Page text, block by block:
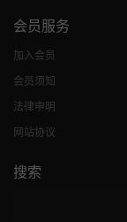
会员服务
加入会员
会员须知
法律申明
网站协议
搜索